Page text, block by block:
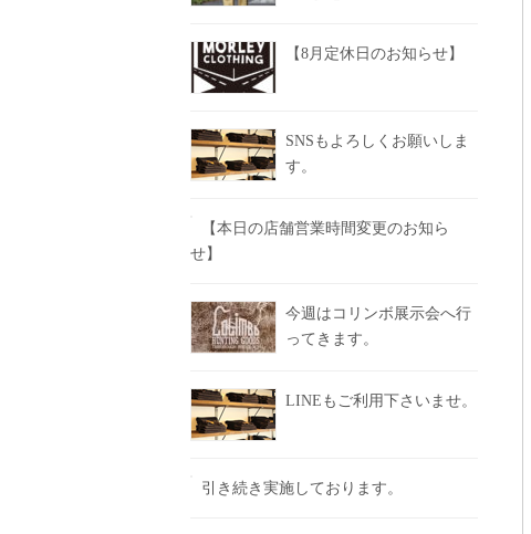
【8月定休日のお知らせ】
SNSもよろしくお願いしま
す。
【本日の店舗営業時間変更のお知ら
せ】
今週はコリンボ展示会へ行
ってきます。
LINEもご利用下さいませ。
引き続き実施しております。